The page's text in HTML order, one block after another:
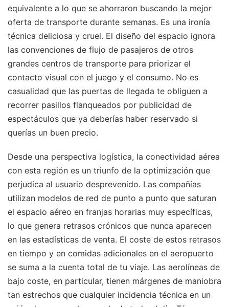
equivalente a lo que se ahorraron buscando la mejor
oferta de transporte durante semanas. Es una ironía
técnica deliciosa y cruel. El diseño del espacio ignora
las convenciones de flujo de pasajeros de otros
grandes centros de transporte para priorizar el
contacto visual con el juego y el consumo. No es
casualidad que las puertas de llegada te obliguen a
recorrer pasillos flanqueados por publicidad de
espectáculos que ya deberías haber reservado si
querías un buen precio.
Desde una perspectiva logística, la conectividad aérea
con esta región es un triunfo de la optimización que
perjudica al usuario desprevenido. Las compañías
utilizan modelos de red de punto a punto que saturan
el espacio aéreo en franjas horarias muy específicas,
lo que genera retrasos crónicos que nunca aparecen
en las estadísticas de venta. El coste de estos retrasos
en tiempo y en comidas adicionales en el aeropuerto
se suma a la cuenta total de tu viaje. Las aerolíneas de
bajo coste, en particular, tienen márgenes de maniobra
tan estrechos que cualquier incidencia técnica en un